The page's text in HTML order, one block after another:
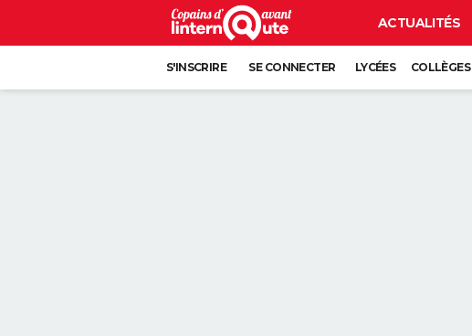
ACTUALITÉS
S'INSCRIRE SE CONNECTER LYCÉES COLLÈGES